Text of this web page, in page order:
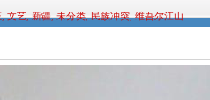
,文艺,新疆,未分类,民族冲突,维吾尔江山